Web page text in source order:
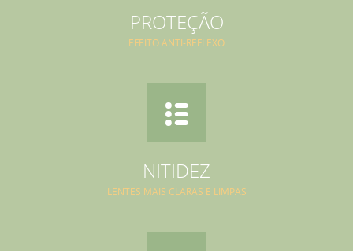
PROTEÇÃO
EFEITO ANTI-REFLEXO
NITIDEZ
LENTES MAIS CLARAS E LIMPAS